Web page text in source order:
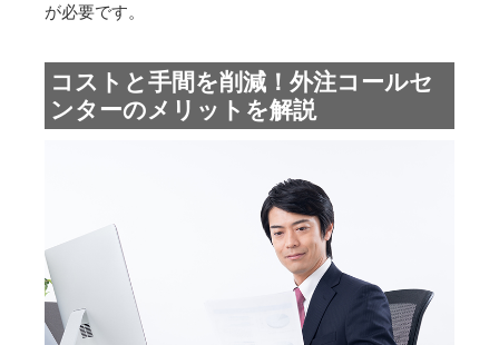
が必要です。
コストと手間を削減！外注コールセ
ンターのメリットを解説